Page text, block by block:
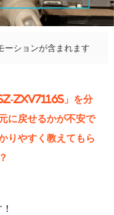
ーションが含まれます
ZXV7116S」を分
に戻せるかが不安で
りやすく教えてもら